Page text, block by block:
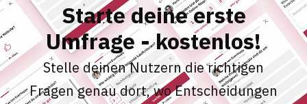
Starte deine erste
Umfrage - kostenlos!
Stelle deinen Nutzern die richtigen
Fragen genau dort, wo Entscheidungen